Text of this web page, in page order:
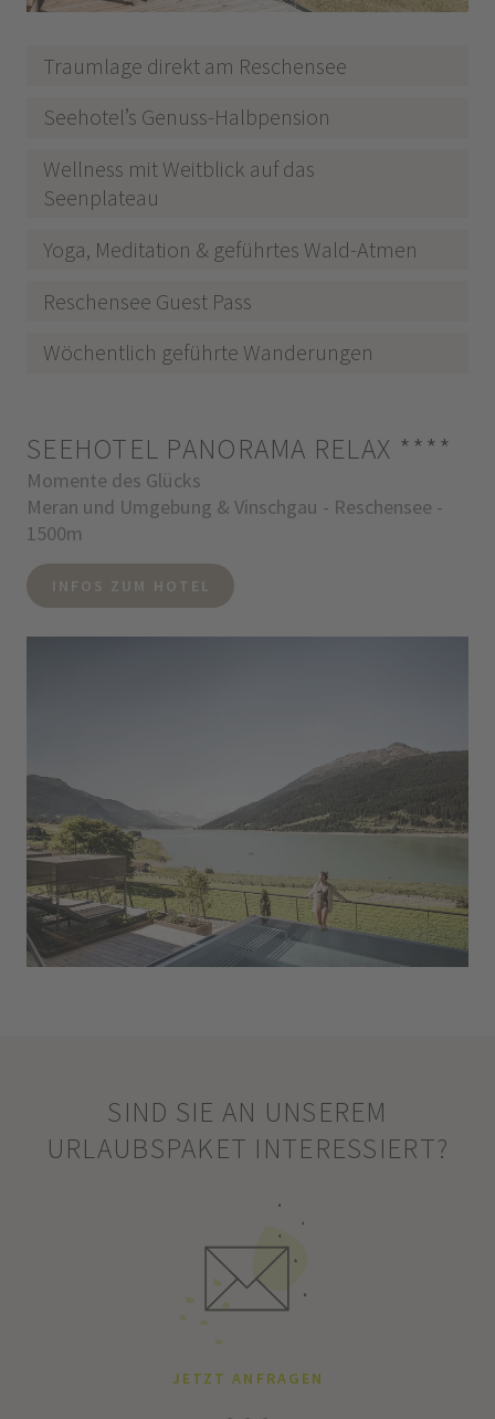
Traumlage direkt am Reschensee
Seehotel’s Genuss-Halbpension
Wellness mit Weitblick auf das
Seenplateau
Yoga, Meditation & geführtes Wald-Atmen
Reschensee Guest Pass
Wöchentlich geführte Wanderungen
SEEHOTEL PANORAMA RELAX ****
Momente des Glücks
Meran und Umgebung & Vinschgau - Reschensee -
1500m
INFOS ZUM HOTEL
SIND SIE AN UNSEREM
URLAUBSPAKET INTERESSIERT?
JETZT ANFRAGEN